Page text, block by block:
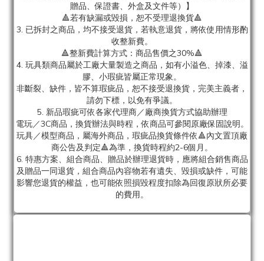
贈品、保證書、外盒及文件等）】
🔺若有缺漏或毀損，恕不受理退換貨🔺
3. 已拆封之商品，均不接受退貨，若執意退貨，將依使用情形酌
收整新費。
🔺整新費計算方式：商品售價之30%🔺
4. 玩具類商品屬於工廠大量製造之商品，如有小溢色、掉漆、溢
膠、小瑕疵皆屬正常現象。
非斷裂、缺件，皆不算瑕疵品，恕不接受退換貨，完美主義者，
請勿下標，以免有爭議。
5. 新品瑕疵可依各家代理商／廠商換貨方式協助辦理
電玩／3C商品，換貨辦法與時程，依商品可參閱原廠保固說明。
玩具／模型商品，屬海外商品，瑕疵品換貨條件依🔺內文置頂廠
商公告及判定🔺為準，換貨時程約2-6個月。
6. 特惠方案、組合商品、贈品於辦理退貨時，應將組合銷售商品
及贈品一同退貨，組合商品內容物若有遺失、毀損或缺件，可能
影響您退貨的權益，也可能依照損毀程度扣除為回復原狀所必要
的費用。